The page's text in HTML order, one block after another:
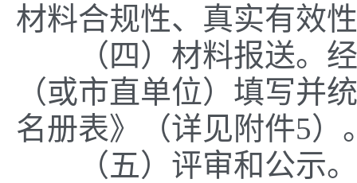
材料合规性、真实有效
（四）材料报送。经
（或市直单位）填写并
名册表》（详见附件5）
（五）评审和公示。